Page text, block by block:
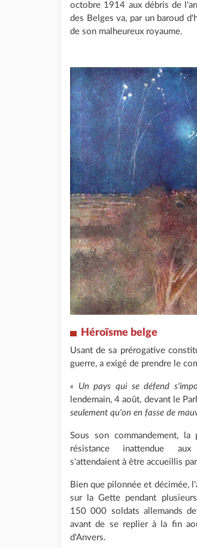
octobre 1914 aux débris de
des Belges va, par un baroud
de son malheureux royaume.
Héroïsme belge
Usant de sa prérogative
guerre, a exigé de prendre le
« Un pays qui se défend
lendemain, 4 août, devant le
seulement qu'on en fasse de
Sous son commandement,
résistance inattendue aux
s'attendaient à être accueillis
Bien que pilonnée et décimée,
sur la Gette pendant
150 000 soldats allemands
avant de se replier à la fin
d'Anvers.